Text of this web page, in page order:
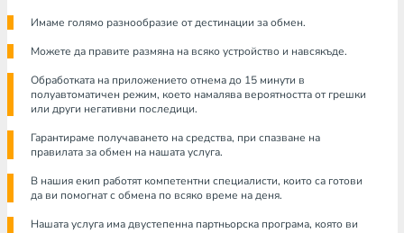
Имаме голямо разнообразие от дестинации за обмен.
Можете да правите размяна на всяко устройство и навсякъде.
Обработката на приложението отнема до 15 минути в
полуавтоматичен режим, което намалява вероятността от грешки
или други негативни последици.
Гарантираме получаването на средства, при спазване на
правилата за обмен на нашата услуга.
В нашия екип работят компетентни специалисти, които са готови
да ви помогнат с обмена по всяко време на деня.
Нашата услуга има двустепенна партньорска програма, която ви